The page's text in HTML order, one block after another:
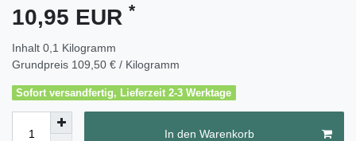
10,95 EUR *
Inhalt 0,1 Kilogramm
Grundpreis 109,50 € / Kilogramm
Sofort versandfertig, Lieferzeit 2-3 Werktage
In den Warenkorb